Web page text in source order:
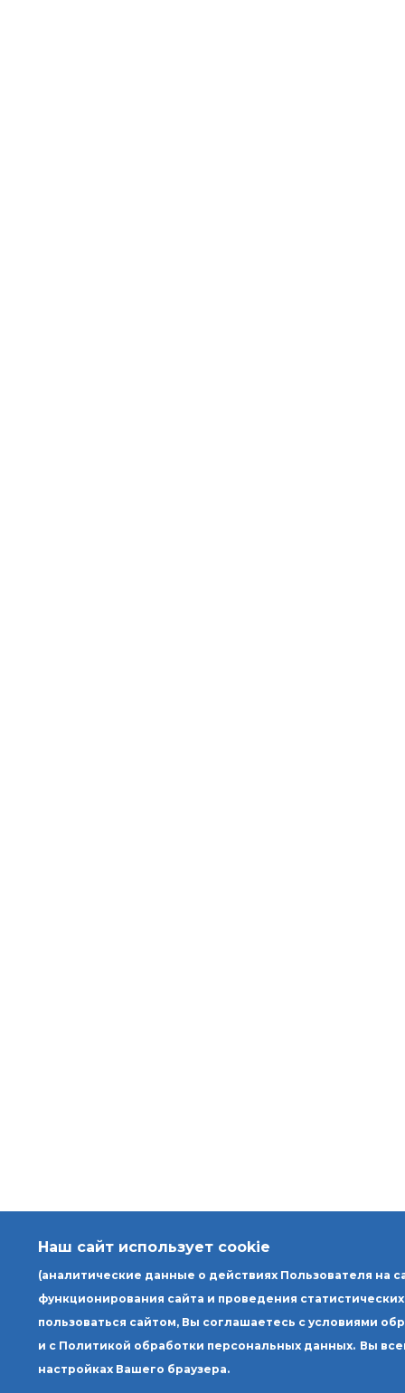
Наш сайт использует cookie
(аналитические данные о действиях Пользователя на
функционирования сайта и проведения
пользоваться сайтом, Вы соглашаетесь с условиями
и с Политикой обработки персональных данных. Вы
настройках Вашего браузера.